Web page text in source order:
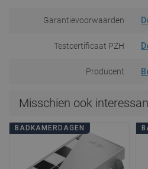
Garantievoorwaarden
Testcertificaat PZH
Producent
Misschien ook
BADKAMERDAGEN